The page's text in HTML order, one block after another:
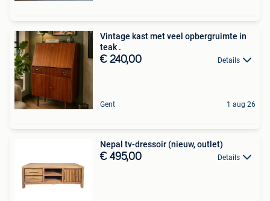
Vintage kast met veel opbergruimte in
teak .
€ 240,00 Details
Gent 1 aug 26
Nepal tv-dressoir (nieuw, outlet)
€ 495,00 Details